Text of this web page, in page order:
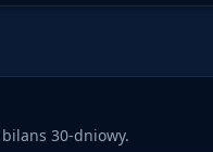
30-dniowy.